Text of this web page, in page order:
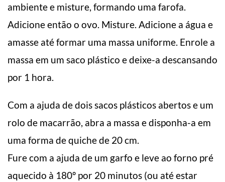
ambiente e misture, formando uma farofa.
Adicione então o ovo. Misture. Adicione a água e
amasse até formar uma massa uniforme. Enrole a
massa em um saco plástico e deixe-a descansando
por 1 hora.
Com a ajuda de dois sacos plásticos abertos e um
rolo de macarrão, abra a massa e disponha-a em
uma forma de quiche de 20 cm.
Fure com a ajuda de um garfo e leve ao forno pré
aquecido à 180º por 20 minutos (ou até estar